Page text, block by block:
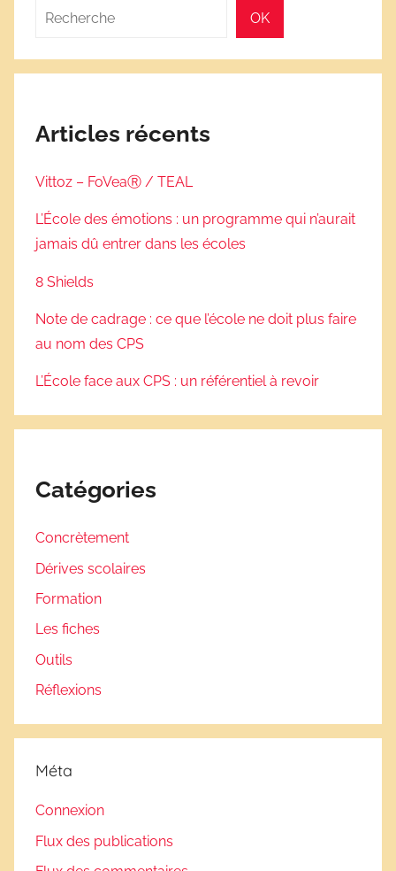
Rechercher OK
Articles récents
Vittoz – FoVeaⓇ / TEAL
L’École des émotions : un programme qui n’aurait
jamais dû entrer dans les écoles
8 Shields
Note de cadrage : ce que l’école ne doit plus faire
au nom des CPS
L’École face aux CPS : un référentiel à revoir
Catégories
Concrètement
Dérives scolaires
Formation
Les fiches
Outils
Réflexions
Méta
Connexion
Flux des publications